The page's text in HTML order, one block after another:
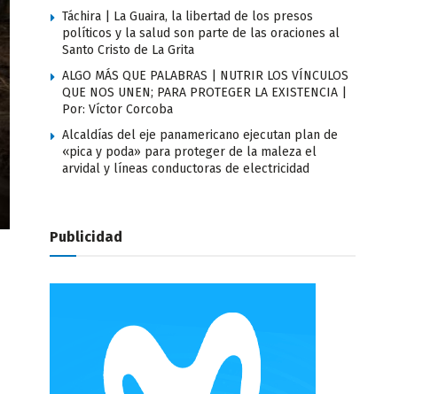
Táchira | La Guaira, la libertad de los presos
políticos y la salud son parte de las oraciones al
Santo Cristo de La Grita
ALGO MÁS QUE PALABRAS | NUTRIR LOS VÍNCULOS
QUE NOS UNEN; PARA PROTEGER LA EXISTENCIA |
Por: Víctor Corcoba
Alcaldías del eje panamericano ejecutan plan de
«pica y poda» para proteger de la maleza el
arvidal y líneas conductoras de electricidad
Publicidad